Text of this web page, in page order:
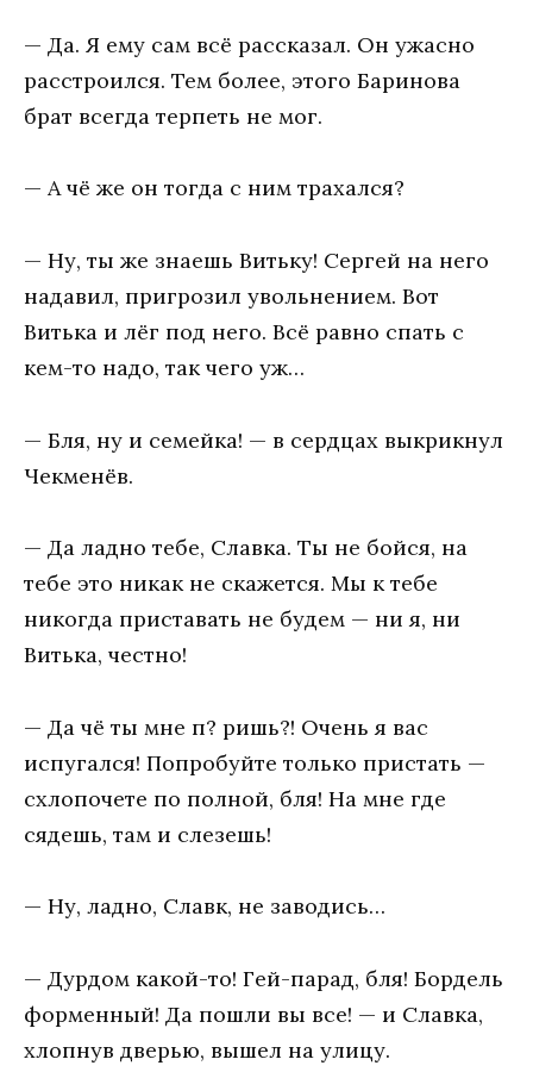
— Да. Я ему сам всё рассказал. Он ужасно
расстроился. Тем более, этого Баринова
брат всегда терпеть не мог.
— А чё же он тогда с ним трахался?
— Ну, ты же знаешь Витьку! Сергей на него
надавил, пригрозил увольнением. Вот
Витька и лёг под него. Всё равно спать с
кем-то надо, так чего уж…
— Бля, ну и семейка! — в сердцах выкрикнул
Чекменёв.
— Да ладно тебе, Славка. Ты не бойся, на
тебе это никак не скажется. Мы к тебе
никогда приставать не будем — ни я, ни
Витька, честно!
— Да чё ты мне п? ришь?! Очень я вас
испугался! Попробуйте только пристать —
схлопочете по полной, бля! На мне где
сядешь, там и слезешь!
— Ну, ладно, Славк, не заводись…
— Дурдом какой-то! Гей-парад, бля! Бордель
форменный! Да пошли вы все! — и Славка,
хлопнув дверью, вышел на улицу.